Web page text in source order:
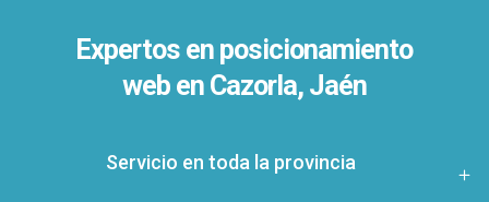
Expertos en posicionamiento
web en Cazorla, Jaén
Servicio en toda la provincia